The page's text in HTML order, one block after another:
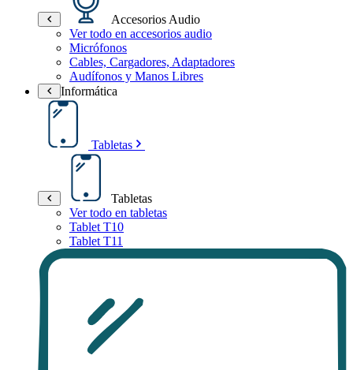
Accesorios Audio
Ver todo en accesorios audio
Micrófonos
Cables, Cargadores, Adaptadores
Audífonos y Manos Libres
Informática
Tabletas
Tabletas
Ver todo en tabletas
Tablet T10
Tablet T11